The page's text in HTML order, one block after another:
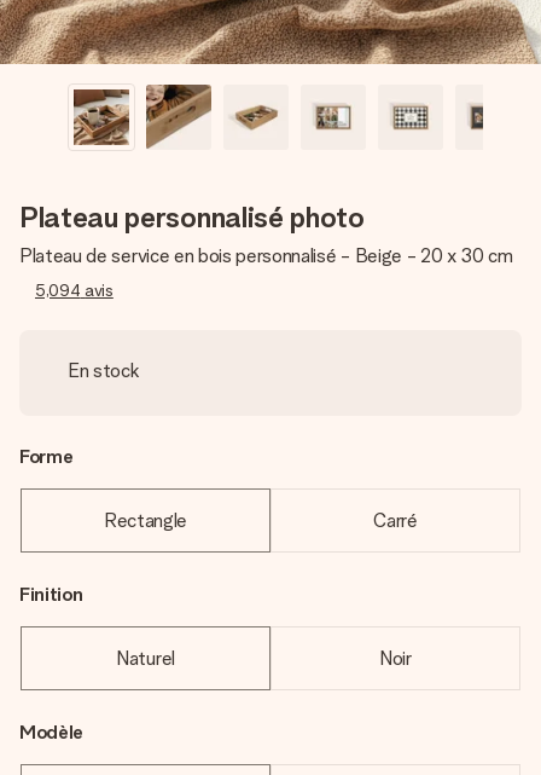
Plateau personnalisé photo
Plateau de service en bois personnalisé - Beige - 20 x 30 cm
5,094 avis
En stock
Forme
Rectangle Carré
Finition
Naturel Noir
Modèle